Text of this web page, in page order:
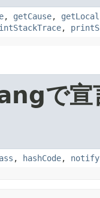
, getCause,
,
で宣
, hashCode, notify